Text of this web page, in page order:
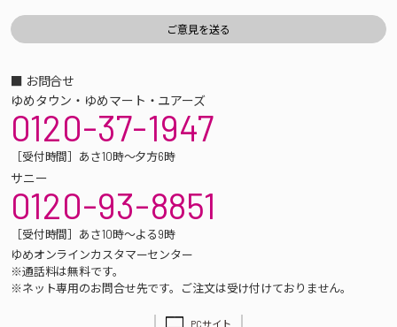
■ お問合せ
ゆめタウン・ゆめマート・ユアーズ
0120-37-1947
［受付時間］あさ10時～夕方6時
サニー
0120-93-8851
［受付時間］あさ10時～よる9時
ゆめオンラインカスタマーセンター
※通話料は無料です。
※ネット専用のお問合せ先です。ご注文は受け付けておりません。
PCサイト